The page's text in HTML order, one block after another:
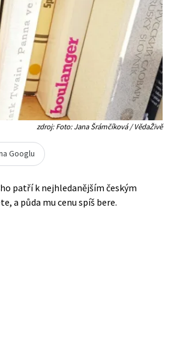
zdroj: Foto: Jana Šrámčíková / VědaŽivě
Googlu
patří k nejhledanějším českým
a půda mu cenu spíš bere.